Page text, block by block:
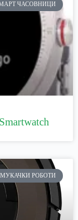
ЧАСОВНИЦИ
РОБОТИ